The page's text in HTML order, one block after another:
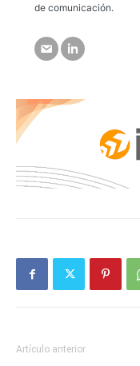
de comunicación.
Artículo anterior